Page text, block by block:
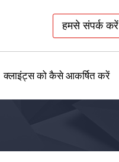
हमसे संपर्क करें
क्लाइंट्स को कैसे आकर्षित करें